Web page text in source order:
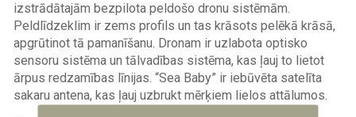
izstrādātajām bezpilota peldošo dronu sistēmām.
Peldlīdzeklim ir zems profils un tas krāsots pelēkā krāsā,
apgrūtinot tā pamanīšanu. Dronam ir uzlabota optisko
sensoru sistēma un tālvadības sistēma, kas ļauj to lietot
ārpus redzamības līnijas. “Sea Baby” ir iebūvēta satelīta
sakaru antena, kas ļauj uzbrukt mērķiem lielos attālumos.